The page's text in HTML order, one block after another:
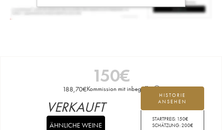
150€
188,70€Kommission mit inbegriffen
HISTORIE
ANSEHEN
STARTPREIS: 150€
SCHÄTZUNG:200€
VERKAUFT
ÄHNLICHE WEINE